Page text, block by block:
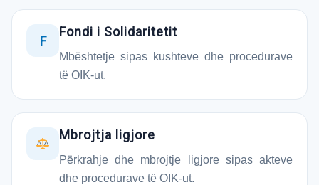
F
Fondi i Solidaritetit
Mbështetje sipas kushteve dhe procedurave
të OIK-ut.
Mbrojtja ligjore
Përkrahje dhe mbrojtje ligjore sipas akteve
dhe procedurave të OIK-ut.